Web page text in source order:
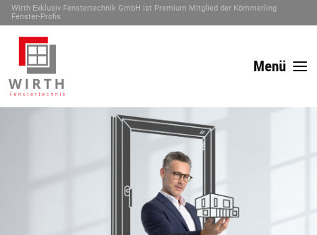
Wirth Exklusiv Fenstertechnik GmbH ist Premium Mitglied der Kömmerling
Fenster-Profis
Menü